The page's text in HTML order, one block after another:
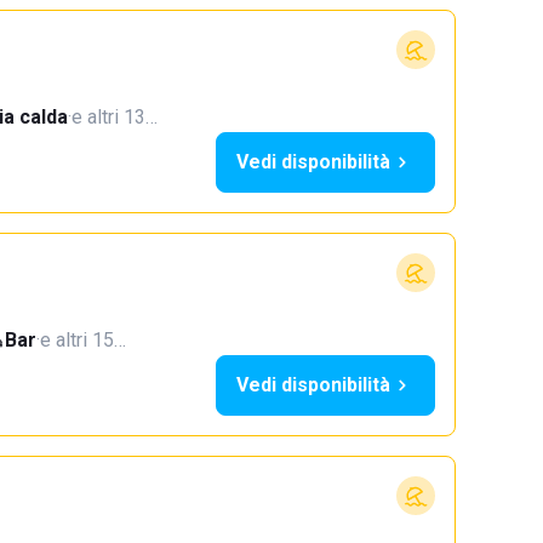
calda·e altri 13…
Vedi disponibilità
Bar·e altri 15…
Vedi disponibilità